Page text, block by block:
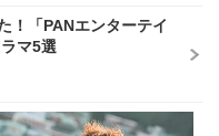
！「PANエンターテイ
マ5選